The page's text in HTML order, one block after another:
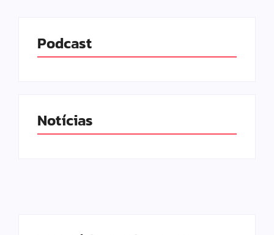
Podcast
Notícias